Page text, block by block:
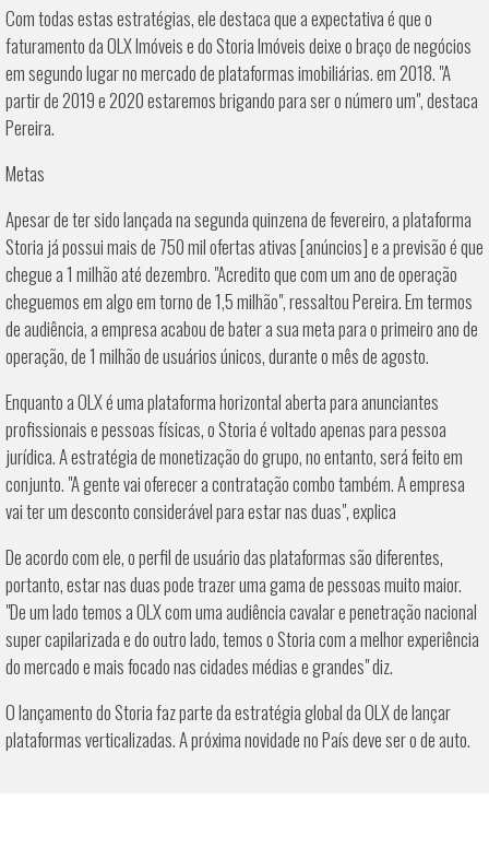
Com todas estas estratégias, ele destaca que a expectativa é que o
faturamento da OLX Imóveis e do Storia Imóveis deixe o braço de negócios
em segundo lugar no mercado de plataformas imobiliárias. em 2018. "A
partir de 2019 e 2020 estaremos brigando para ser o número um", destaca
Pereira.
Metas
Apesar de ter sido lançada na segunda quinzena de fevereiro, a plataforma
Storia já possui mais de 750 mil ofertas ativas [anúncios] e a previsão é que
chegue a 1 milhão até dezembro. "Acredito que com um ano de operação
cheguemos em algo em torno de 1,5 milhão", ressaltou Pereira. Em termos
de audiência, a empresa acabou de bater a sua meta para o primeiro ano de
operação, de 1 milhão de usuários únicos, durante o mês de agosto.
Enquanto a OLX é uma plataforma horizontal aberta para anunciantes
profissionais e pessoas físicas, o Storia é voltado apenas para pessoa
jurídica. A estratégia de monetização do grupo, no entanto, será feito em
conjunto. "A gente vai oferecer a contratação combo também. A empresa
vai ter um desconto considerável para estar nas duas", explica
De acordo com ele, o perfil de usuário das plataformas são diferentes,
portanto, estar nas duas pode trazer uma gama de pessoas muito maior.
"De um lado temos a OLX com uma audiência cavalar e penetração nacional
super capilarizada e do outro lado, temos o Storia com a melhor experiência
do mercado e mais focado nas cidades médias e grandes" diz.
O lançamento do Storia faz parte da estratégia global da OLX de lançar
plataformas verticalizadas. A próxima novidade no País deve ser o de auto.